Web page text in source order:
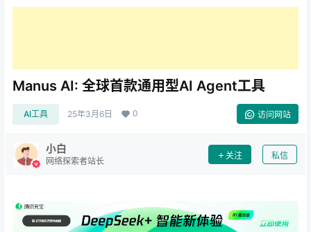
Manus AI: 全球首款通用型AI Agent工具
AI工具 25年3月6日 0 访问网站
小白
网络探索者站长
关注 私信